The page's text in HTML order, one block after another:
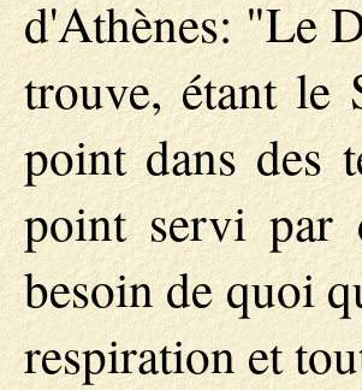
d'Athènes: "Le
trouve, étant le
point dans des
point servi par
besoin de quoi
respiration et